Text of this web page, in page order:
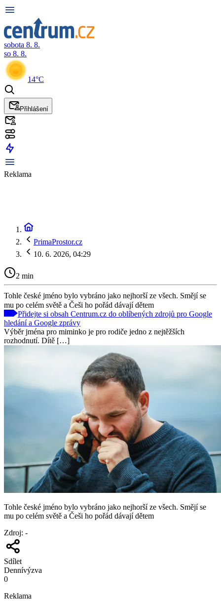
sobota 8. 8.
so 8. 8.
14°C
Přihlášení
Reklama
PrimaProstor.cz
10. 6. 2026, 04:29
2 min
Tohle české jméno bylo vybráno jako nejhorší ze všech. Smějí se
mu po celém světě a Češi ho pořád dávají dětem
Přidejte si obsah Centrum.cz do oblíbených zdrojů pro Google
hledání a Google zprávy
Výběr jména pro miminko je pro rodiče jedno z nejtěžších
rozhodnutí. Dítě […]
Tohle české jméno bylo vybráno jako nejhorší ze všech. Smějí se
mu po celém světě a Češi ho pořád dávají dětem
Zdroj: -
Sdílet
Dennívýzva
0
Reklama